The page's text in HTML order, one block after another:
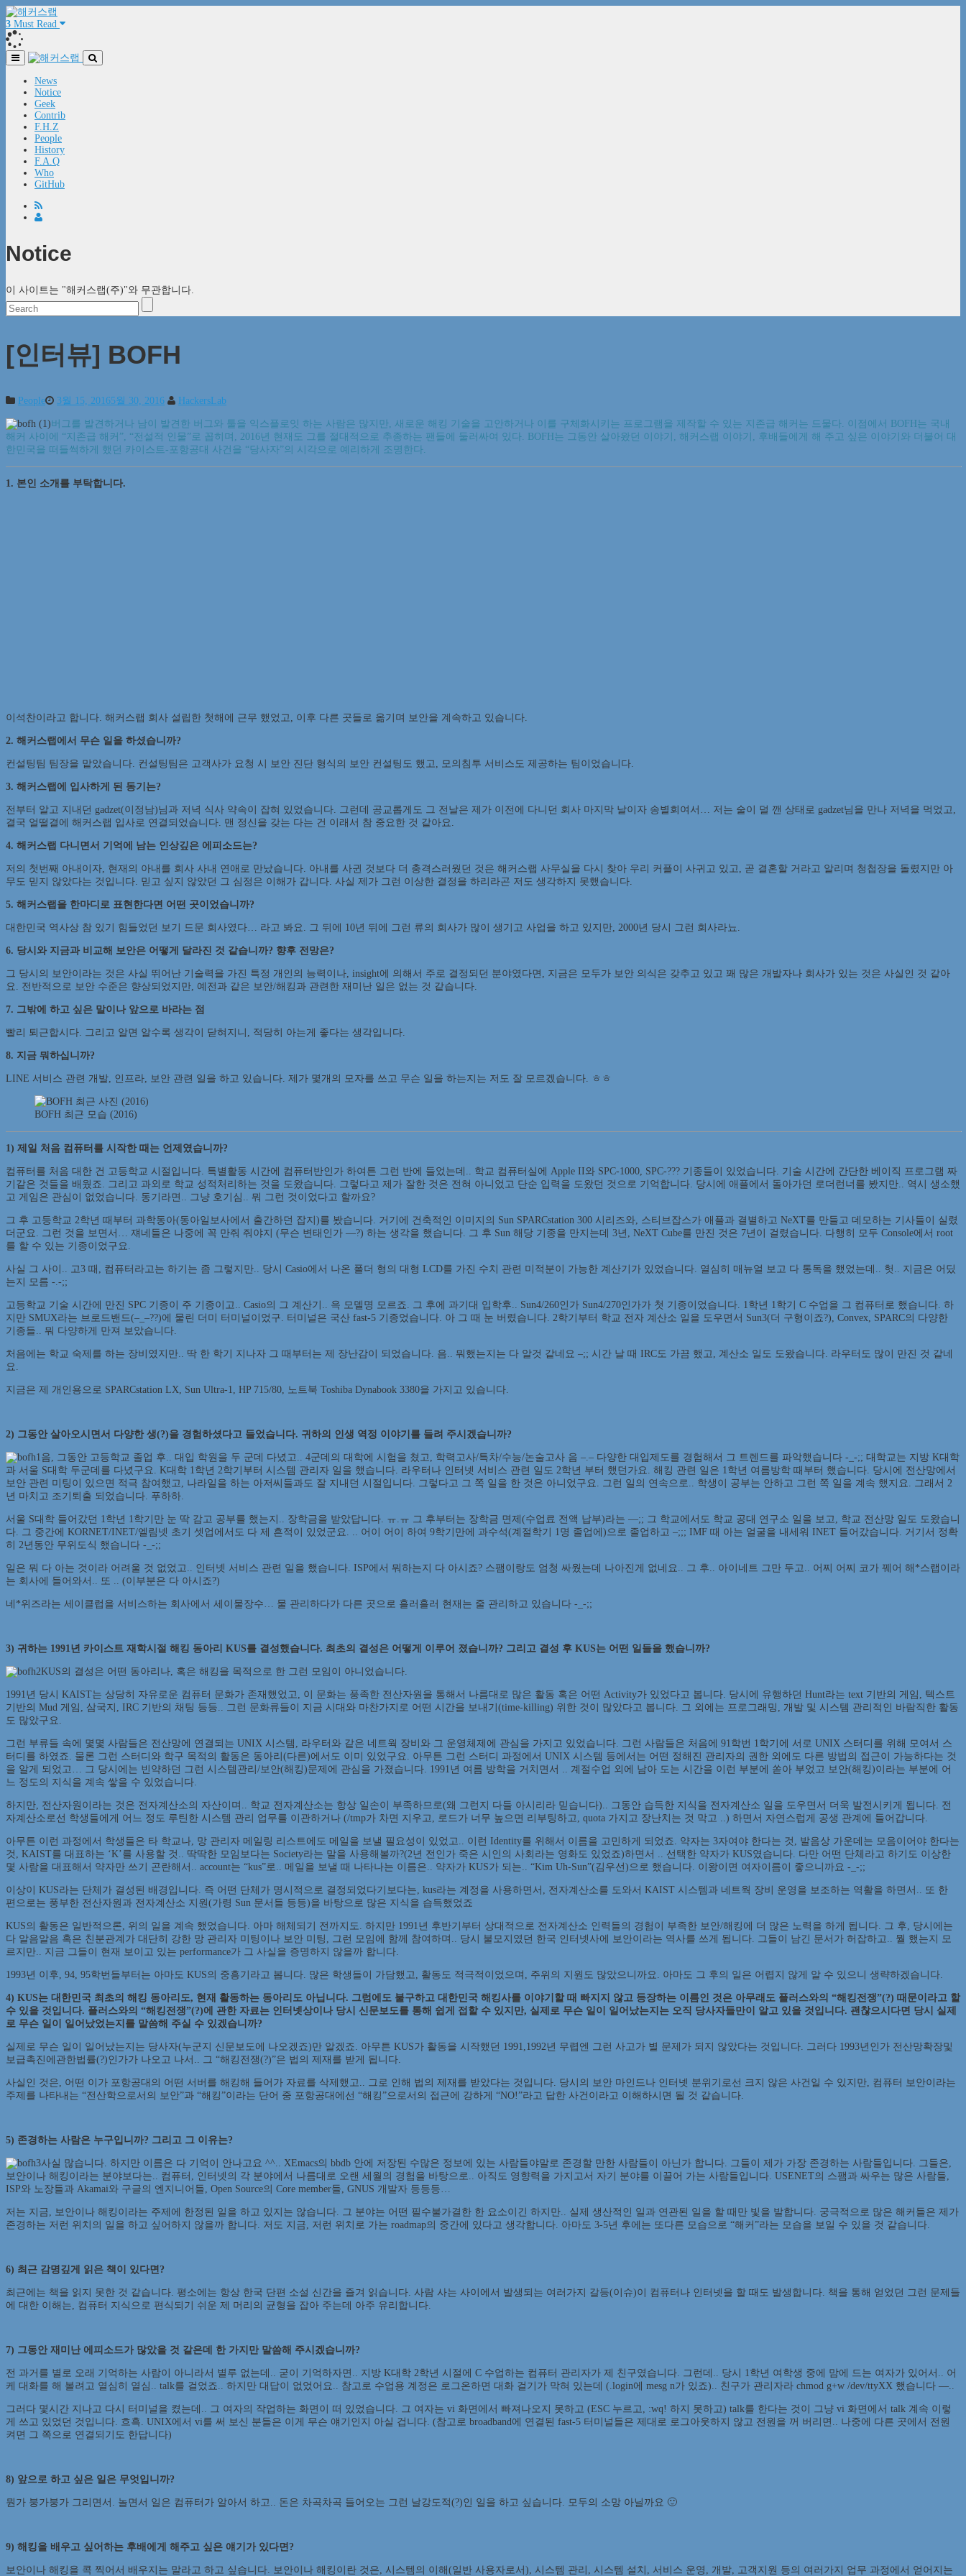
3 Must Read
News
Notice
Geek
Contrib
F.H.Z
People
History
F.A.Q
Who
GitHub
Notice
이 사이트는 "해커스랩(주)"와 무관합니다.
[인터뷰] BOFH
People 3월 15, 20165월 30, 2016 HackersLab
버그를 발견하거나 남이 발견한 버그와 툴을 익스플로잇 하는 사람은 많지만, 새로운 해킹 기술을 고안하거나 이를 구체화시키는 프로그램을 제작할 수 있는 지존급 해커는 드물다. 이점에서 BOFH는 국내
해커 사이에 “지존급 해커”, “전설적 인물”로 꼽히며, 2016년 현재도 그를 절대적으로 추종하는 팬들에 둘러싸여 있다. BOFH는 그동안 살아왔던 이야기, 해커스랩 이야기, 후배들에게 해 주고 싶은 이야기와 더불어 대
한민국을 떠들썩하게 했던 카이스트-포항공대 사건을 “당사자”의 시각으로 예리하게 조명한다.
1. 본인 소개를 부탁합니다.
이석찬이라고 합니다. 해커스랩 회사 설립한 첫해에 근무 했었고, 이후 다른 곳들로 옮기며 보안을 계속하고 있습니다.
2. 해커스랩에서 무슨 일을 하셨습니까?
컨설팅팀 팀장을 맡았습니다. 컨설팅팀은 고객사가 요청 시 보안 진단 형식의 보안 컨설팅도 했고, 모의침투 서비스도 제공하는 팀이었습니다.
3. 해커스랩에 입사하게 된 동기는?
전부터 알고 지내던 gadzet(이정남)님과 저녁 식사 약속이 잡혀 있었습니다. 그런데 공교롭게도 그 전날은 제가 이전에 다니던 회사 마지막 날이자 송별회여서… 저는 술이 덜 깬 상태로 gadzet님을 만나 저녁을 먹었고,
결국 얼떨결에 해커스랩 입사로 연결되었습니다. 맨 정신을 갖는 다는 건 이래서 참 중요한 것 같아요.
4. 해커스랩 다니면서 기억에 남는 인상깊은 에피소드는?
저의 첫번째 아내이자, 현재의 아내를 회사 사내 연애로 만났습니다. 아내를 사귄 것보다 더 충격스러웠던 것은 해커스랩 사무실을 다시 찾아 우리 커플이 사귀고 있고, 곧 결혼할 거라고 알리며 청첩장을 돌렸지만 아
무도 믿지 않았다는 것입니다. 믿고 싶지 않았던 그 심정은 이해가 갑니다. 사실 제가 그런 이상한 결정을 하리라곤 저도 생각하지 못했습니다.
5. 해커스랩을 한마디로 표현한다면 어떤 곳이었습니까?
대한민국 역사상 참 있기 힘들었던 보기 드문 회사였다… 라고 봐요. 그 뒤에 10년 뒤에 그런 류의 회사가 많이 생기고 사업을 하고 있지만, 2000년 당시 그런 회사라뇨.
6. 당시와 지금과 비교해 보안은 어떻게 달라진 것 같습니까? 향후 전망은?
그 당시의 보안이라는 것은 사실 뛰어난 기술력을 가진 특정 개인의 능력이나, insight에 의해서 주로 결정되던 분야였다면, 지금은 모두가 보안 의식은 갖추고 있고 꽤 많은 개발자나 회사가 있는 것은 사실인 것 같아
요. 전반적으로 보안 수준은 향상되었지만, 예전과 같은 보안/해킹과 관련한 재미난 일은 없는 것 같습니다.
7. 그밖에 하고 싶은 말이나 앞으로 바라는 점
빨리 퇴근합시다. 그리고 알면 알수록 생각이 닫혀지니, 적당히 아는게 좋다는 생각입니다.
8. 지금 뭐하십니까?
LINE 서비스 관련 개발, 인프라, 보안 관련 일을 하고 있습니다. 제가 몇개의 모자를 쓰고 무슨 일을 하는지는 저도 잘 모르겠습니다. ㅎㅎ
BOFH 최근 모습 (2016)
1) 제일 처음 컴퓨터를 시작한 때는 언제였습니까?
컴퓨터를 처음 대한 건 고등학교 시절입니다. 특별활동 시간에 컴퓨터반인가 하여튼 그런 반에 들었는데.. 학교 컴퓨터실에 Apple II와 SPC-1000, SPC-??? 기종들이 있었습니다. 기술 시간에 간단한 베이직 프로그램 짜
기같은 것들을 배웠죠. 그리고 과외로 학교 성적처리하는 것을 도왔습니다. 그렇다고 제가 잘한 것은 전혀 아니었고 단순 입력을 도왔던 것으로 기억합니다. 당시에 애플에서 돌아가던 로더런너를 봤지만.. 역시 생소했
고 게임은 관심이 없었습니다. 동기라면.. 그냥 호기심.. 뭐 그런 것이었다고 할까요?
그 후 고등학교 2학년 때부터 과학동아(동아일보사에서 출간하던 잡지)를 봤습니다. 거기에 건축적인 이미지의 Sun SPARCstation 300 시리즈와, 스티브잡스가 애플과 결별하고 NeXT를 만들고 데모하는 기사들이 실렸
더군요. 그런 것을 보면서… 쟤네들은 나중에 꼭 만줘 줘야지 (무슨 변태인가 —?) 하는 생각을 했습니다. 그 후 Sun 해당 기종을 만지는데 3년, NeXT Cube를 만진 것은 7년이 걸렸습니다. 다행히 모두 Console에서 root
를 할 수 있는 기종이었구요.
사실 그 사이.. 고3 때, 컴퓨터라고는 하기는 좀 그렇지만.. 당시 Casio에서 나온 폴더 형의 대형 LCD를 가진 수치 관련 미적분이 가능한 계산기가 있었습니다. 열심히 매뉴얼 보고 다 통독을 했었는데.. 헛.. 지금은 어딨
는지 모름 -.-;;
고등학교 기술 시간에 만진 SPC 기종이 주 기종이고.. Casio의 그 계산기.. 윽 모델명 모르죠. 그 후에 과기대 입학후.. Sun4/260인가 Sun4/270인가가 첫 기종이었습니다. 1학년 1학기 C 수업을 그 컴퓨터로 했습니다. 하
지만 SMUX라는 브로드밴드(–_–??)에 물린 더미 터미널이었구. 터미널은 국산 fast-5 기종었습니다. 아 그 때 눈 버렸습니다. 2학기부터 학교 전자 계산소 일을 도우면서 Sun3(더 구형이죠?), Convex, SPARC의 다양한
기종들.. 뭐 다양하게 만져 보았습니다.
처음에는 학교 숙제를 하는 장비였지만.. 딱 한 학기 지나자 그 때부터는 제 장난감이 되었습니다. 음.. 뭐했는지는 다 알것 같네요 –;; 시간 날 때 IRC도 가끔 했고, 계산소 일도 도왔습니다. 라우터도 많이 만진 것 같네
요.
지금은 제 개인용으로 SPARCstation LX, Sun Ultra-1, HP 715/80, 노트북 Toshiba Dynabook 3380을 가지고 있습니다.
2) 그동안 살아오시면서 다양한 생(?)을 경험하셨다고 들었습니다. 귀하의 인생 역정 이야기를 들려 주시겠습니까?
음, 그동안 고등학교 졸업 후.. 대입 학원을 두 군데 다녔고.. 4군데의 대학에 시험을 쳤고, 학력고사/특차/수능/논술고사 음 –.– 다양한 대입제도를 경험해서 그 트렌드를 파악했습니다 -_-;; 대학교는 지방 K대학
과 서울 S대학 두군데를 다녔구요. K대학 1학년 2학기부터 시스템 관리자 일을 했습니다. 라우터나 인터넷 서비스 관련 일도 2학년 부터 했던가요. 해킹 관련 일은 1학년 여름방학 때부터 했습니다. 당시에 전산망에서
보안 관련 미팅이 있으면 적극 참여했고, 나라일을 하는 아저씨들과도 잘 지내던 시절입니다. 그렇다고 그 쪽 일을 한 것은 아니었구요. 그런 일의 연속으로.. 학생이 공부는 안하고 그런 쪽 일을 계속 했지요. 그래서 2
년 마치고 조기퇴출 되었습니다. 푸하하.
서울 S대학 들어갔던 1학년 1학기만 눈 딱 감고 공부를 했는지.. 장학금을 받았답니다. ㅠ.ㅠ 그 후부터는 장학금 면제(수업료 전액 납부)라는 —;; 그 학교에서도 학교 공대 연구소 일을 보고, 학교 전산망 일도 도왔습니
다. 그 중간에 KORNET/INET/엘림넷 초기 셋업에서도 다 제 흔적이 있었군요. .. 어이 어이 하여 9학기만에 과수석(계절학기 1명 졸업에)으로 졸업하고 –;;; IMF 때 아는 얼굴을 내세워 INET 들어갔습니다. 거기서 정확
히 2년동안 무위도식 했습니다 -_-;;
일은 뭐 다 아는 것이라 어려울 것 없었고.. 인터넷 서비스 관련 일을 했습니다. ISP에서 뭐하는지 다 아시죠? 스팸이랑도 엄청 싸웠는데 나아진게 없네요.. 그 후.. 아이네트 그만 두고.. 어찌 어찌 코가 꿰어 해*스랩이라
는 회사에 들어와서.. 또 .. (이부분은 다 아시죠?)
네*위즈라는 세이클럽을 서비스하는 회사에서 세이물장수… 물 관리하다가 다른 곳으로 흘러흘러 현재는 줄 관리하고 있습니다 -_-;;
3) 귀하는 1991년 카이스트 재학시절 해킹 동아리 KUS를 결성했습니다. 최초의 결성은 어떻게 이루어 졌습니까? 그리고 결성 후 KUS는 어떤 일들을 했습니까?
KUS의 결성은 어떤 동아리나, 혹은 해킹을 목적으로 한 그런 모임이 아니었습니다.
1991년 당시 KAIST는 상당히 자유로운 컴퓨터 문화가 존재했었고, 이 문화는 풍족한 전산자원을 통해서 나름대로 많은 활동 혹은 어떤 Activity가 있었다고 봅니다. 당시에 유행하던 Hunt라는 text 기반의 게임, 텍스트
기반의 Mud 게임, 삼국지, IRC 기반의 채팅 등등.. 그런 문화류들이 지금 시대와 마찬가지로 어떤 시간을 보내기(time-killing) 위한 것이 많았다고 봅니다. 그 외에는 프로그래밍, 개발 및 시스템 관리적인 바람직한 활동
도 많았구요.
그런 부류들 속에 몇몇 사람들은 전산망에 연결되는 UNIX 시스템, 라우터와 같은 네트웍 장비와 그 운영체제에 관심을 가지고 있었습니다. 그런 사람들은 처음에 91학번 1학기에 서로 UNIX 스터디를 위해 모여서 스
터디를 하였죠. 물론 그런 스터디와 학구 목적의 활동은 동아리(다른)에서도 이미 있었구요. 아무튼 그런 스터디 과정에서 UNIX 시스템 등에서는 어떤 정해진 관리자의 권한 외에도 다른 방법의 접근이 가능하다는 것
을 알게 되었고… 그 당시에는 빈약하던 그런 시스템관리/보안(해킹)문제에 관심을 가졌습니다. 1991년 여름 방학을 거치면서 .. 계절수업 외에 남아 도는 시간을 이런 부분에 쏟아 부었고 보안(해킹)이라는 부분에 어
느 정도의 지식을 계속 쌓을 수 있었습니다.
하지만, 전산자원이라는 것은 전자계산소의 자산이며.. 학교 전자계산소는 항상 일손이 부족하므로(왜 그런지 다들 아시리라 믿습니다).. 그동안 습득한 지식을 전자계산소 일을 도우면서 더욱 발전시키게 됩니다. 전
자계산소로선 학생들에게 어느 정도 루틴한 시스템 관리 업무를 이관하거나 (/tmp가 차면 지우고, 로드가 너무 높으면 리부팅하고, quota 가지고 장난치는 것 막고 ..) 하면서 자연스럽게 공생 관계에 들어갑니다.
아무튼 이런 과정에서 학생들은 타 학교나, 망 관리자 메일링 리스트에도 메일을 보낼 필요성이 있었고.. 이런 Identity를 위해서 이름을 고민하게 되었죠. 약자는 3자여야 한다는 것, 발음상 가운데는 모음이어야 한다는
것, KAIST를 대표하는 ‘K’를 사용할 것.. 딱딱한 모임보다는 Society라는 말을 사용해볼까?(2년 전인가 죽은 시인의 사회라는 영화도 있었죠)하면서 .. 선택한 약자가 KUS였습니다. 다만 어떤 단체라고 하기도 이상한
몇 사람을 대표해서 약자만 쓰기 곤란해서.. account는 “kus”로.. 메일을 보낼 때 나타나는 이름은.. 약자가 KUS가 되는.. “Kim Uh-Sun”(김우선)으로 했습니다. 이왕이면 여자이름이 좋으니까요 -_-;;
이상이 KUS라는 단체가 결성된 배경입니다. 즉 어떤 단체가 명시적으로 결정되었다기보다는, kus라는 계정을 사용하면서, 전자계산소를 도와서 KAIST 시스템과 네트웍 장비 운영을 보조하는 역활을 하면서.. 또 한
편으로는 풍부한 전산자원과 전자계산소 지원(가령 Sun 문서들 등등)을 바탕으로 많은 지식을 습득했었죠
KUS의 활동은 일반적으론, 위의 일을 계속 했었습니다. 아마 해체되기 전까지도. 하지만 1991년 후반기부터 상대적으로 전자계산소 인력들의 경험이 부족한 보안/해킹에 더 많은 노력을 하게 됩니다. 그 후, 당시에는
다 알음알음 혹은 친분관계가 대단히 강한 망 관리자 미팅이나 보안 미팅, 그런 모임에 함께 참여하며.. 당시 불모지였던 한국 인터넷사에 보안이라는 역사를 쓰게 됩니다. 그들이 남긴 문서가 허잡하고.. 뭘 했는지 모
르지만.. 지금 그들이 현재 보이고 있는 performance가 그 사실을 증명하지 않을까 합니다.
1993년 이후, 94, 95학번들부터는 아마도 KUS의 중흥기라고 봅니다. 많은 학생들이 가담했고, 활동도 적극적이었으며, 주위의 지원도 많았으니까요. 아마도 그 후의 일은 어렵지 않게 알 수 있으니 생략하겠습니다.
4) KUS는 대한민국 최초의 해킹 동아리도, 현재 활동하는 동아리도 아닙니다. 그럼에도 불구하고 대한민국 해킹사를 이야기할 때 빠지지 않고 등장하는 이름인 것은 아무래도 플러스와의 “해킹전쟁”(?) 때문이라고 할
수 있을 것입니다. 플러스와의 “해킹전쟁”(?)에 관한 자료는 인터넷상이나 당시 신문보도를 통해 쉽게 접할 수 있지만, 실제로 무슨 일이 일어났는지는 오직 당사자들만이 알고 있을 것입니다. 괜찮으시다면 당시 실제
로 무슨 일이 일어났었는지를 말씀해 주실 수 있겠습니까?
실제로 무슨 일이 일어났는지는 당사자(누군지 신문보도에 나오겠죠)만 알겠죠. 아무튼 KUS가 활동을 시작했던 1991,1992년 무렵엔 그런 사고가 별 문제가 되지 않았다는 것입니다. 그러다 1993년인가 전산망확장및
보급촉진에관한법률(?)인가가 나오고 나서.. 그 “해킹전쟁(?)”은 법의 제재를 받게 됩니다.
사실인 것은, 어떤 이가 포항공대의 어떤 서버를 해킹해 들어가 자료를 삭제했고.. 그로 인해 법의 제재를 받았다는 것입니다. 당시의 보안 마인드나 인터넷 분위기로선 크지 않은 사건일 수 있지만, 컴퓨터 보안이라는
주제를 나타내는 “전산학으로서의 보안”과 “해킹”이라는 단어 중 포항공대에선 “해킹”으로서의 접근에 강하게 “NO!”라고 답한 사건이라고 이해하시면 될 것 같습니다.
5) 존경하는 사람은 누구입니까? 그리고 그 이유는?
사실 많습니다. 하지만 이름은 다 기억이 안나고요 ^^.. XEmacs의 bbdb 안에 저장된 수많은 정보에 있는 사람들야말로 존경할 만한 사람들이 아닌가 합니다. 그들이 제가 가장 존경하는 사람들입니다. 그들은,
보안이나 해킹이라는 분야보다는.. 컴퓨터, 인터넷의 각 분야에서 나름대로 오랜 세월의 경험을 바탕으로.. 아직도 영향력을 가지고서 자기 분야를 이끌어 가는 사람들입니다. USENET의 스팸과 싸우는 많은 사람들,
ISP와 노장들과 Akamai와 구글의 엔지니어들, Open Source의 Core member들, GNUS 개발자 등등등…
저는 지금, 보안이나 해킹이라는 주제에 한정된 일을 하고 있지는 않습니다. 그 분야는 어떤 필수불가결한 한 요소이긴 하지만.. 실제 생산적인 일과 연관된 일을 할 때만 빛을 발합니다. 궁극적으로 많은 해커들은 제가
존경하는 저런 위치의 일을 하고 싶어하지 않을까 합니다. 저도 지금, 저런 위치로 가는 roadmap의 중간에 있다고 생각합니다. 아마도 3-5년 후에는 또다른 모습으로 “해커”라는 모습을 보일 수 있을 것 같습니다.
6) 최근 감명깊게 읽은 책이 있다면?
최근에는 책을 읽지 못한 것 같습니다. 평소에는 항상 한국 단편 소설 신간을 즐겨 읽습니다. 사람 사는 사이에서 발생되는 여러가지 갈등(이슈)이 컴퓨터나 인터넷을 할 때도 발생합니다. 책을 통해 얻었던 그런 문제들
에 대한 이해는, 컴퓨터 지식으로 편식되기 쉬운 제 머리의 균형을 잡아 주는데 아주 유리합니다.
7) 그동안 재미난 에피소드가 많았을 것 같은데 한 가지만 말씀해 주시겠습니까?
전 과거를 별로 오래 기억하는 사람이 아니라서 별루 없는데.. 굳이 기억하자면.. 지방 K대학 2학년 시절에 C 수업하는 컴퓨터 관리자가 제 친구였습니다. 그런데.. 당시 1학년 여학생 중에 맘에 드는 여자가 있어서.. 어
케 대화를 해 볼려고 열심히 열심.. talk를 걸었죠.. 하지만 대답이 없었어요.. 참고로 수업용 계정은 로그온하면 대화 걸기가 막혀 있는데 (.login에 mesg n가 있죠).. 친구가 관리자라 chmod g+w /dev/ttyXX 했습니다 —..
그러다 몇시간 지나고 다시 터미널을 켰는데.. 그 여자의 작업하는 화면이 떠 있었습니다. 그 여자는 vi 화면에서 빠져나오지 못하고 (ESC 누르고, :wq! 하지 못하고) talk를 한다는 것이 그냥 vi 화면에서 talk 계속 이렇
게 쓰고 있었던 것입니다. 흐흑. UNIX에서 vi를 써 보신 분들은 이게 무슨 얘기인지 아실 겁니다. (참고로 broadband에 연결된 fast-5 터미널들은 제대로 로그아웃하지 않고 전원을 꺼 버리면.. 나중에 다른 곳에서 전원
켜면 그 쪽으로 연결되기도 한답니다)
8) 앞으로 하고 싶은 일은 무엇입니까?
뭔가 붕가붕가 그리면서. 놀면서 일은 컴퓨터가 알아서 하고.. 돈은 차곡차곡 들어오는 그런 날강도적(?)인 일을 하고 싶습니다. 모두의 소망 아닐까요 🙂
9) 해킹을 배우고 싶어하는 후배에게 해주고 싶은 얘기가 있다면?
보안이나 해킹을 콕 찍어서 배우지는 말라고 하고 싶습니다. 보안이나 해킹이란 것은, 시스템의 이해(일반 사용자로서), 시스템 관리, 시스템 설치, 서비스 운영, 개발, 고객지원 등의 여러가지 업무 과정에서 얻어지는